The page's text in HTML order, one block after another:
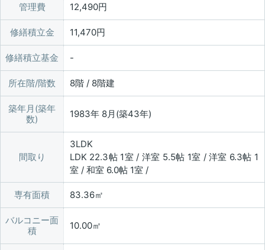
管理費 12,490円
修繕積立金 11,470円
修繕積立基金
所在階/階数 8階 / 8階建
築年月(築年
数)
1983年 8月(築43年)
間取り
3LDK
LDK 22.3帖 1室 / 洋室 5.5帖 1室 / 洋室 6.3帖 1
室 / 和室 6.0帖 1室 /
専有面積 83.36㎡
バルコニー面
積
10.00㎡